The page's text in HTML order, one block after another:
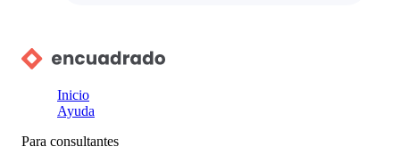
Inicio
Ayuda
Para consultantes